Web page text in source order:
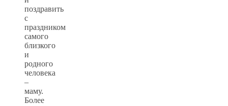
поздравить
с
праздником
самого
близкого
и
родного
человека
–
маму.
Более